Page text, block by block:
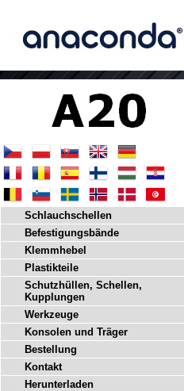
Schlauchschellen
Befestigungsbände
Klemmhebel
Plastikteile
Schutzhüllen, Schellen,
Kupplungen
Werkzeuge
Konsolen und Träger
Bestellung
Kontakt
Herunterladen